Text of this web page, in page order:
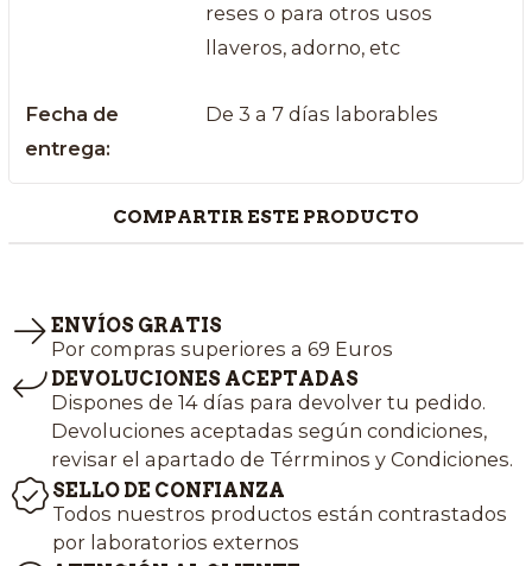
reses o para otros usos
llaveros, adorno, etc
Fecha de
entrega:
De 3 a 7 días laborables
COMPARTIR ESTE PRODUCTO
ENVÍOS GRATIS
Por compras superiores a 69 Euros
DEVOLUCIONES ACEPTADAS
Dispones de 14 días para devolver tu pedido.
Devoluciones aceptadas según condiciones,
revisar el apartado de Térrminos y Condiciones.
SELLO DE CONFIANZA
Todos nuestros productos están contrastados
por laboratorios externos